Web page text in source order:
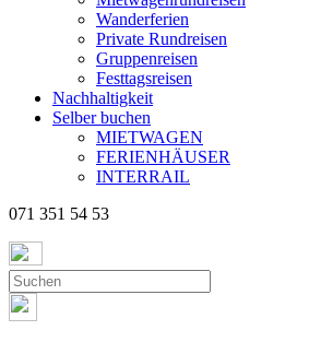
Wanderferien
Private Rundreisen
Gruppenreisen
Festtagsreisen
Nachhaltigkeit
Selber buchen
MIETWAGEN
FERIENHÄUSER
INTERRAIL
071 351 54 53